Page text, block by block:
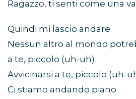
Ragazzo, ti senti come una
Quindi mi lascio andare
Nessun altro al mondo
a te, piccolo (uh-uh)
Avvicinarsi a te, piccolo (uh-
Ci stiamo andando piano